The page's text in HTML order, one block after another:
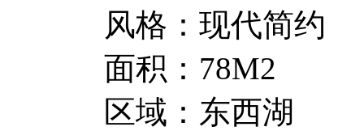
风格：现代简约
面积：78M2
区域：东西湖